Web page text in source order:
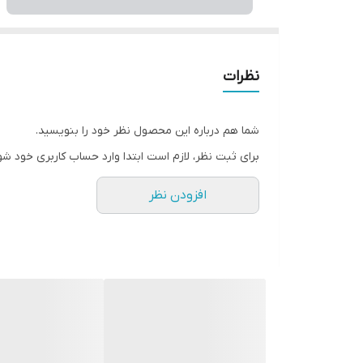
نظرات
شما هم درباره این محصول نظر خود را بنویسید.
برای ثبت نظر، لازم است ابتدا وارد حساب کاربری خود
افزودن نظر